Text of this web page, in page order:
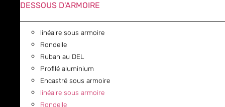
DESSOUS D'ARMOIRE
linéaire sous armoire
Rondelle
Ruban au DEL
Profilé aluminium
Encastré sous armoire
linéaire sous armoire
Rondelle